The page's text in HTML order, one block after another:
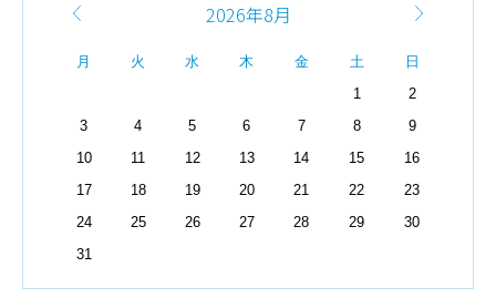
2026年8月
月 火 水 木 金 土
日
1
2
3
4 5 6 7 8
9
10
11 12 13 14 15
16
17
18 19 20 21 22
23
24
25 26 27 28 29
30
31